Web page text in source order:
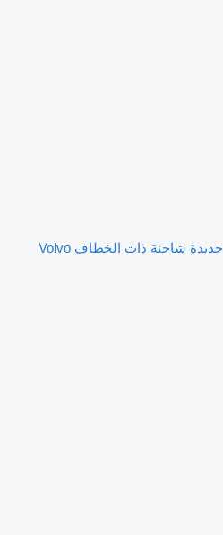
جديدة شاحنة ذات الخطاف Volvo